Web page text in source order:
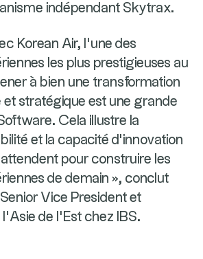
indépendant Skytrax.
Korean Air, l’une des
les plus prestigieuses au
à bien une transformation
et stratégique est une grande
Cela illustre la
et la capacité d’innovation
pour construire les
de demain », conclut
Vice President et
de l’Est chez IBS.